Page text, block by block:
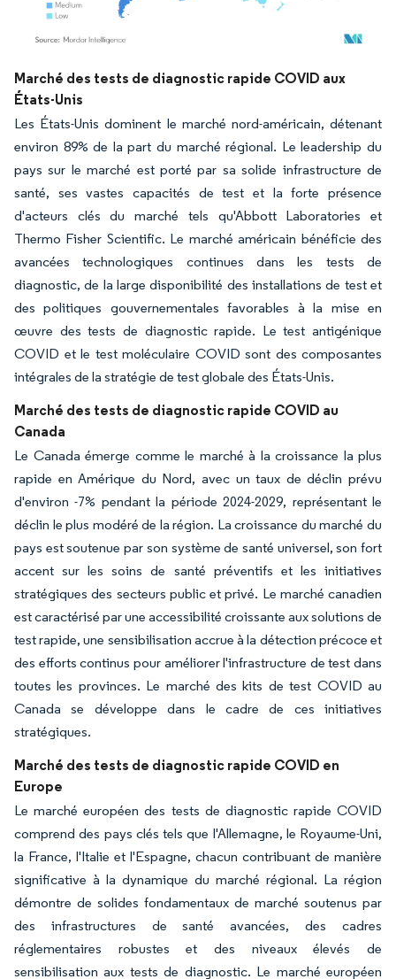
Image © Mordor Intelligence. La réutilisation nécessite une attribution sous CC BY
Marché des tests de diagnostic rapide COVID aux
États-Unis
Les États-Unis dominent le marché nord-américain, détenant
environ 89% de la part du marché régional. Le leadership du
pays sur le marché est porté par sa solide infrastructure de
santé, ses vastes capacités de test et la forte présence
d'acteurs clés du marché tels qu'Abbott Laboratories et
Thermo Fisher Scientific. Le marché américain bénéficie des
avancées technologiques continues dans les tests de
diagnostic, de la large disponibilité des installations de test et
des politiques gouvernementales favorables à la mise en
œuvre des tests de diagnostic rapide. Le test antigénique
COVID et le test moléculaire COVID sont des composantes
intégrales de la stratégie de test globale des États-Unis.
Marché des tests de diagnostic rapide COVID au
Canada
Le Canada émerge comme le marché à la croissance la plus
rapide en Amérique du Nord, avec un taux de déclin prévu
d'environ -7% pendant la période 2024-2029, représentant le
déclin le plus modéré de la région. La croissance du marché du
pays est soutenue par son système de santé universel, son fort
accent sur les soins de santé préventifs et les initiatives
stratégiques des secteurs public et privé. Le marché canadien
est caractérisé par une accessibilité croissante aux solutions de
test rapide, une sensibilisation accrue à la détection précoce et
des efforts continus pour améliorer l'infrastructure de test dans
toutes les provinces. Le marché des kits de test COVID au
Canada se développe dans le cadre de ces initiatives
stratégiques.
Marché des tests de diagnostic rapide COVID en
Europe
Le marché européen des tests de diagnostic rapide COVID
comprend des pays clés tels que l'Allemagne, le Royaume-Uni,
la France, l'Italie et l'Espagne, chacun contribuant de manière
significative à la dynamique du marché régional. La région
démontre de solides fondamentaux de marché soutenus par
des infrastructures de santé avancées, des cadres
réglementaires robustes et des niveaux élevés de
sensibilisation aux tests de diagnostic. Le marché européen